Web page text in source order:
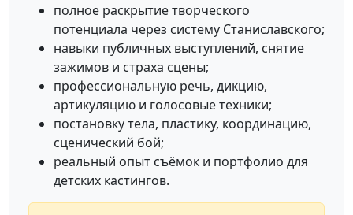
полное раскрытие творческого
потенциала через систему Станиславского;
навыки публичных выступлений, снятие
зажимов и страха сцены;
профессиональную речь, дикцию,
артикуляцию и голосовые техники;
постановку тела, пластику, координацию,
сценический бой;
реальный опыт съёмок и портфолио для
детских кастингов.